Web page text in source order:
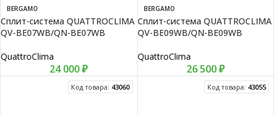
BERGAMO
Сплит-система QUATTROCLIMA
QV-BE07WB/QN-BE07WB
QuattroClima
24 000₽
BERGAMO
Сплит-система QUATTROCLIMA
QV-BE09WB/QN-BE09WB
QuattroClima
26 500₽
Код товара: 43060 Код товара: 43055